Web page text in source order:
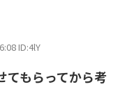
ID:4lY
てもらってから考